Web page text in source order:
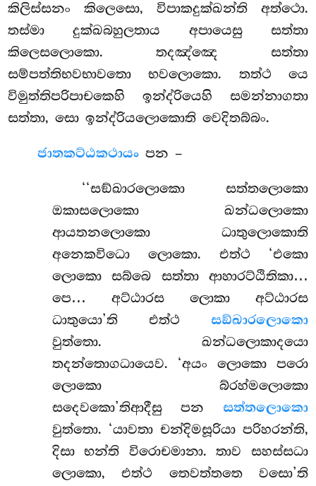
කිලිස්සනං කිලෙසො, විපාකදුක්ඛන්ති අත්ථො.
තස්මා දුක්ඛබහුලතාය අපායෙසු සත්තා
කිලෙසලොකො. තදඤ්ඤෙ සත්තා
සම්පත්තිභවභාවතො භවලොකො. තත්ථ යෙ
විමුත්තිපරිපාචකෙහි ඉන්ද්රියෙහි සමන්නාගතා
සත්තා, සො ඉන්ද්රියලොකොති වෙදිතබ්බං.
ජාතකට්ඨකථායං පන –
‘‘සඞ්ඛාරලොකො සත්තලොකො
ඔකාසලොකො ඛන්ධලොකො
ආයතනලොකො ධාතුලොකොති
අනෙකවිධො ලොකො. එත්ථ ‘එකො
ලොකො සබ්බෙ සත්තා ආහාරට්ඨිතිකා…
පෙ… අට්ඨාරස ලොකා අට්ඨාරස
ධාතුයො’ති එත්ථ සඞ්ඛාරලොකො
වුත්තො. ඛන්ධලොකාදයො
තදන්තොගධායෙව. ‘අයං ලොකො පරො
ලොකො බ්රහ්මලොකො
සදෙවකො’තිආදීසු පන සත්තලොකො
වුත්තො. ‘යාවතා චන්දිමසූරියා පරිහරන්ති,
දිසා භන්ති විරොචමානා. තාව සහස්සධා
ලොකො, එත්ථ තෙවත්තතෙ වසො’ති